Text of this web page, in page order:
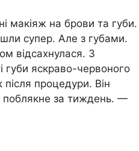
макіяж на брови та губи.
супер. Але з губами.
відсахнулася. З
губи яскраво-червоного
процедури. Він
поблякне за тиждень. —